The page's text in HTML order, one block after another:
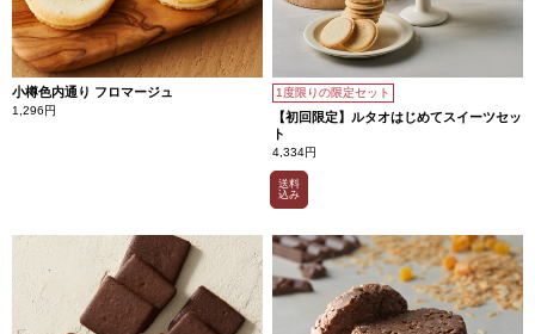
小樽色内通り フロマージュ
1,296円
1度限りの限定セット
【初回限定】ルタオはじめてスイーツセッ
ト
4,334円
送料
込み